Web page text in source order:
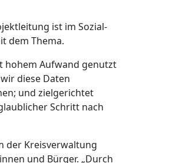
ist im Sozial-
dem Thema.
hohem Aufwand genutzt
diese Daten
und zielgerichtet
Schritt nach
der Kreisverwaltung
und Bürger. „Durch